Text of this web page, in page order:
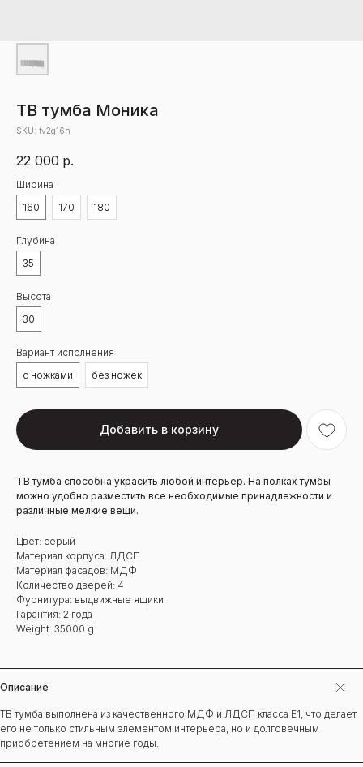
ТВ тумба Моника
SKU: tv2g16n
22 000 р.
Ширина
160
170 180
Глубина
35
Высота
30
Вариант исполнения
с ножками
без ножек
Добавить в корзину
ТВ тумба способна украсить любой интерьер. На полках тумбы
можно удобно разместить все необходимые принадлежности и
различные мелкие вещи.
Цвет: серый
Материал корпуса: ЛДСП
Материал фасадов: МДФ
Количество дверей: 4
Фурнитура: выдвижные ящики
Гарантия: 2 года
Weight: 35000 g
Описание
ТВ тумба выполнена из качественного МДФ и ЛДСП класса Е1, что делает
его не только стильным элементом интерьера, но и долговечным
приобретением на многие годы.